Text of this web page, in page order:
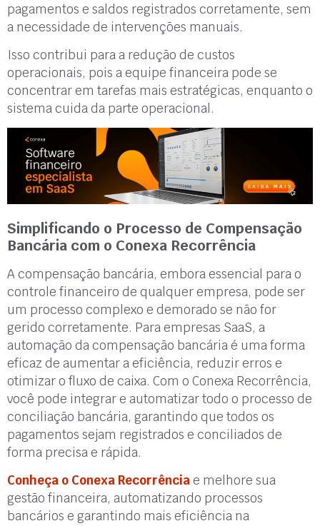
pagamentos e saldos registrados corretamente, sem
a necessidade de intervenções manuais.
Isso contribui para a redução de custos
operacionais, pois a equipe financeira pode se
concentrar em tarefas mais estratégicas, enquanto o
sistema cuida da parte operacional.
Simplificando o Processo de Compensação
Bancária com o Conexa Recorrência
A compensação bancária, embora essencial para o
controle financeiro de qualquer empresa, pode ser
um processo complexo e demorado se não for
gerido corretamente. Para empresas SaaS, a
automação da compensação bancária é uma forma
eficaz de aumentar a eficiência, reduzir erros e
otimizar o fluxo de caixa. Com o Conexa Recorrência,
você pode integrar e automatizar todo o processo de
conciliação bancária, garantindo que todos os
pagamentos sejam registrados e conciliados de
forma precisa e rápida.
Conheça o Conexa Recorrênciae melhore sua
gestão financeira, automatizando processos
bancários e garantindo mais eficiência na